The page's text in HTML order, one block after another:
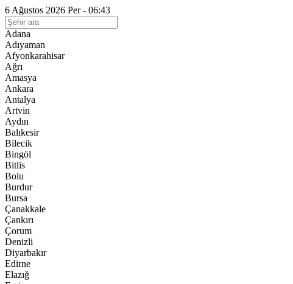
6 Ağustos 2026 Per - 06:43
Adana
Adıyaman
Afyonkarahisar
Ağrı
Amasya
Ankara
Antalya
Artvin
Aydın
Balıkesir
Bilecik
Bingöl
Bitlis
Bolu
Burdur
Bursa
Çanakkale
Çankırı
Çorum
Denizli
Diyarbakır
Edirne
Elazığ